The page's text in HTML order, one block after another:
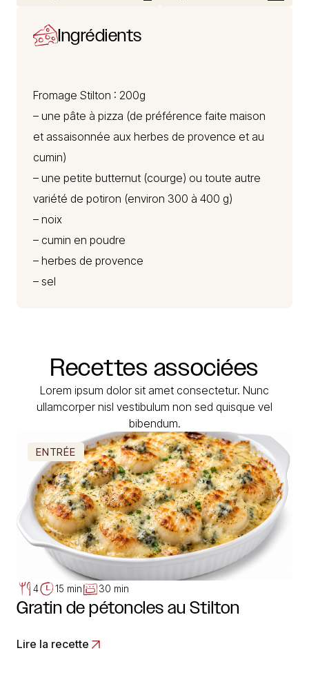
Ingrédients
Fromage Stilton : 200g
– une pâte à pizza (de préférence faite maison
et assaisonnée aux herbes de provence et au
cumin)
– une petite butternut (courge) ou toute autre
variété de potiron (environ 300 à 400 g)
– noix
– cumin en poudre
– herbes de provence
– sel
Recettes associées
Lorem ipsum dolor sit amet consectetur. Nunc
ullamcorper nisl vestibulum non sed quisque vel
bibendum.
ENTRÉE
4 15 min 30 min
Gratin de pétoncles au Stilton
Lire la recette